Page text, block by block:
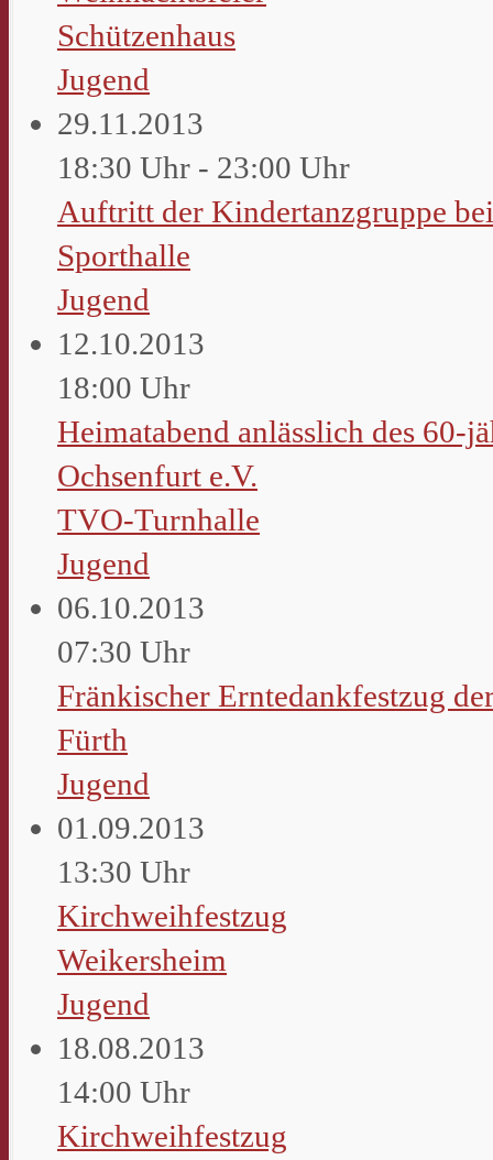
Schützenhaus
Jugend
29.11.2013
18:30 Uhr - 23:00 Uhr
Auftritt der Kindertanzgruppe
Sporthalle
Jugend
12.10.2013
18:00 Uhr
Heimatabend anlässlich des 60-
Ochsenfurt e.V.
TVO-Turnhalle
Jugend
06.10.2013
07:30 Uhr
Fränkischer Erntedankfestzug
Fürth
Jugend
01.09.2013
13:30 Uhr
Kirchweihfestzug
Weikersheim
Jugend
18.08.2013
14:00 Uhr
Kirchweihfestzug